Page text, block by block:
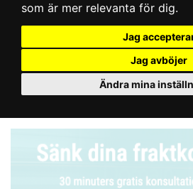
som är mer relevanta för dig.
Jag
Jag avböjer
Ändra mina